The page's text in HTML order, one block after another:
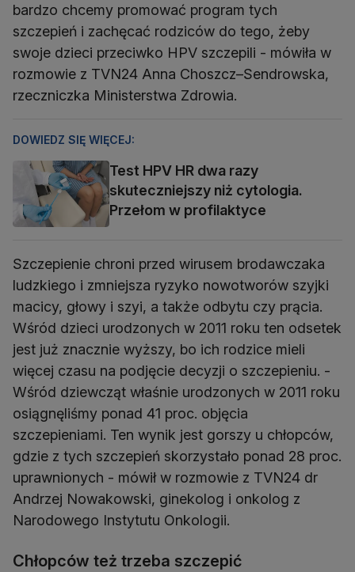
bardzo chcemy promować program tych
szczepień i zachęcać rodziców do tego, żeby
swoje dzieci przeciwko HPV szczepili - mówiła w
rozmowie z TVN24 Anna Choszcz–Sendrowska,
rzeczniczka Ministerstwa Zdrowia.
DOWIEDZ SIĘ WIĘCEJ:
Test HPV HR dwa razy
skuteczniejszy niż cytologia.
Przełom w profilaktyce
Szczepienie chroni przed wirusem brodawczaka
ludzkiego i zmniejsza ryzyko nowotworów szyjki
macicy, głowy i szyi, a także odbytu czy prącia.
Wśród dzieci urodzonych w 2011 roku ten odsetek
jest już znacznie wyższy, bo ich rodzice mieli
więcej czasu na podjęcie decyzji o szczepieniu. -
Wśród dziewcząt właśnie urodzonych w 2011 roku
osiągnęliśmy ponad 41 proc. objęcia
szczepieniami. Ten wynik jest gorszy u chłopców,
gdzie z tych szczepień skorzystało ponad 28 proc.
uprawnionych - mówił w rozmowie z TVN24 dr
Andrzej Nowakowski, ginekolog i onkolog z
Narodowego Instytutu Onkologii.
Chłopców też trzeba szczepić